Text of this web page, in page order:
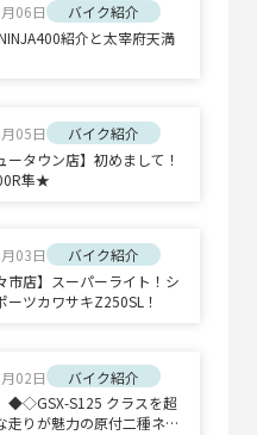
06日
バイク紹介
紹介と太宰府天満
05日
バイク紹介
ータウン店】初めまして！
隼★
03日
バイク紹介
市店】スーパーライト！シ
ーツカワサキZ250SL！
02日
バイク紹介
◆◇GSX-S125 クラスを超
走りが魅力の原付二種ネイ